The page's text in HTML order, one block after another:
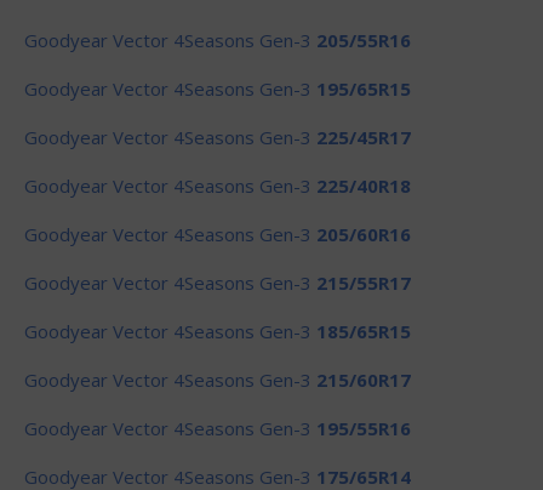
Goodyear Vector 4Seasons Gen-3 205/55R16
Goodyear Vector 4Seasons Gen-3 195/65R15
Goodyear Vector 4Seasons Gen-3 225/45R17
Goodyear Vector 4Seasons Gen-3 225/40R18
Goodyear Vector 4Seasons Gen-3 205/60R16
Goodyear Vector 4Seasons Gen-3 215/55R17
Goodyear Vector 4Seasons Gen-3 185/65R15
Goodyear Vector 4Seasons Gen-3 215/60R17
Goodyear Vector 4Seasons Gen-3 195/55R16
Goodyear Vector 4Seasons Gen-3 175/65R14